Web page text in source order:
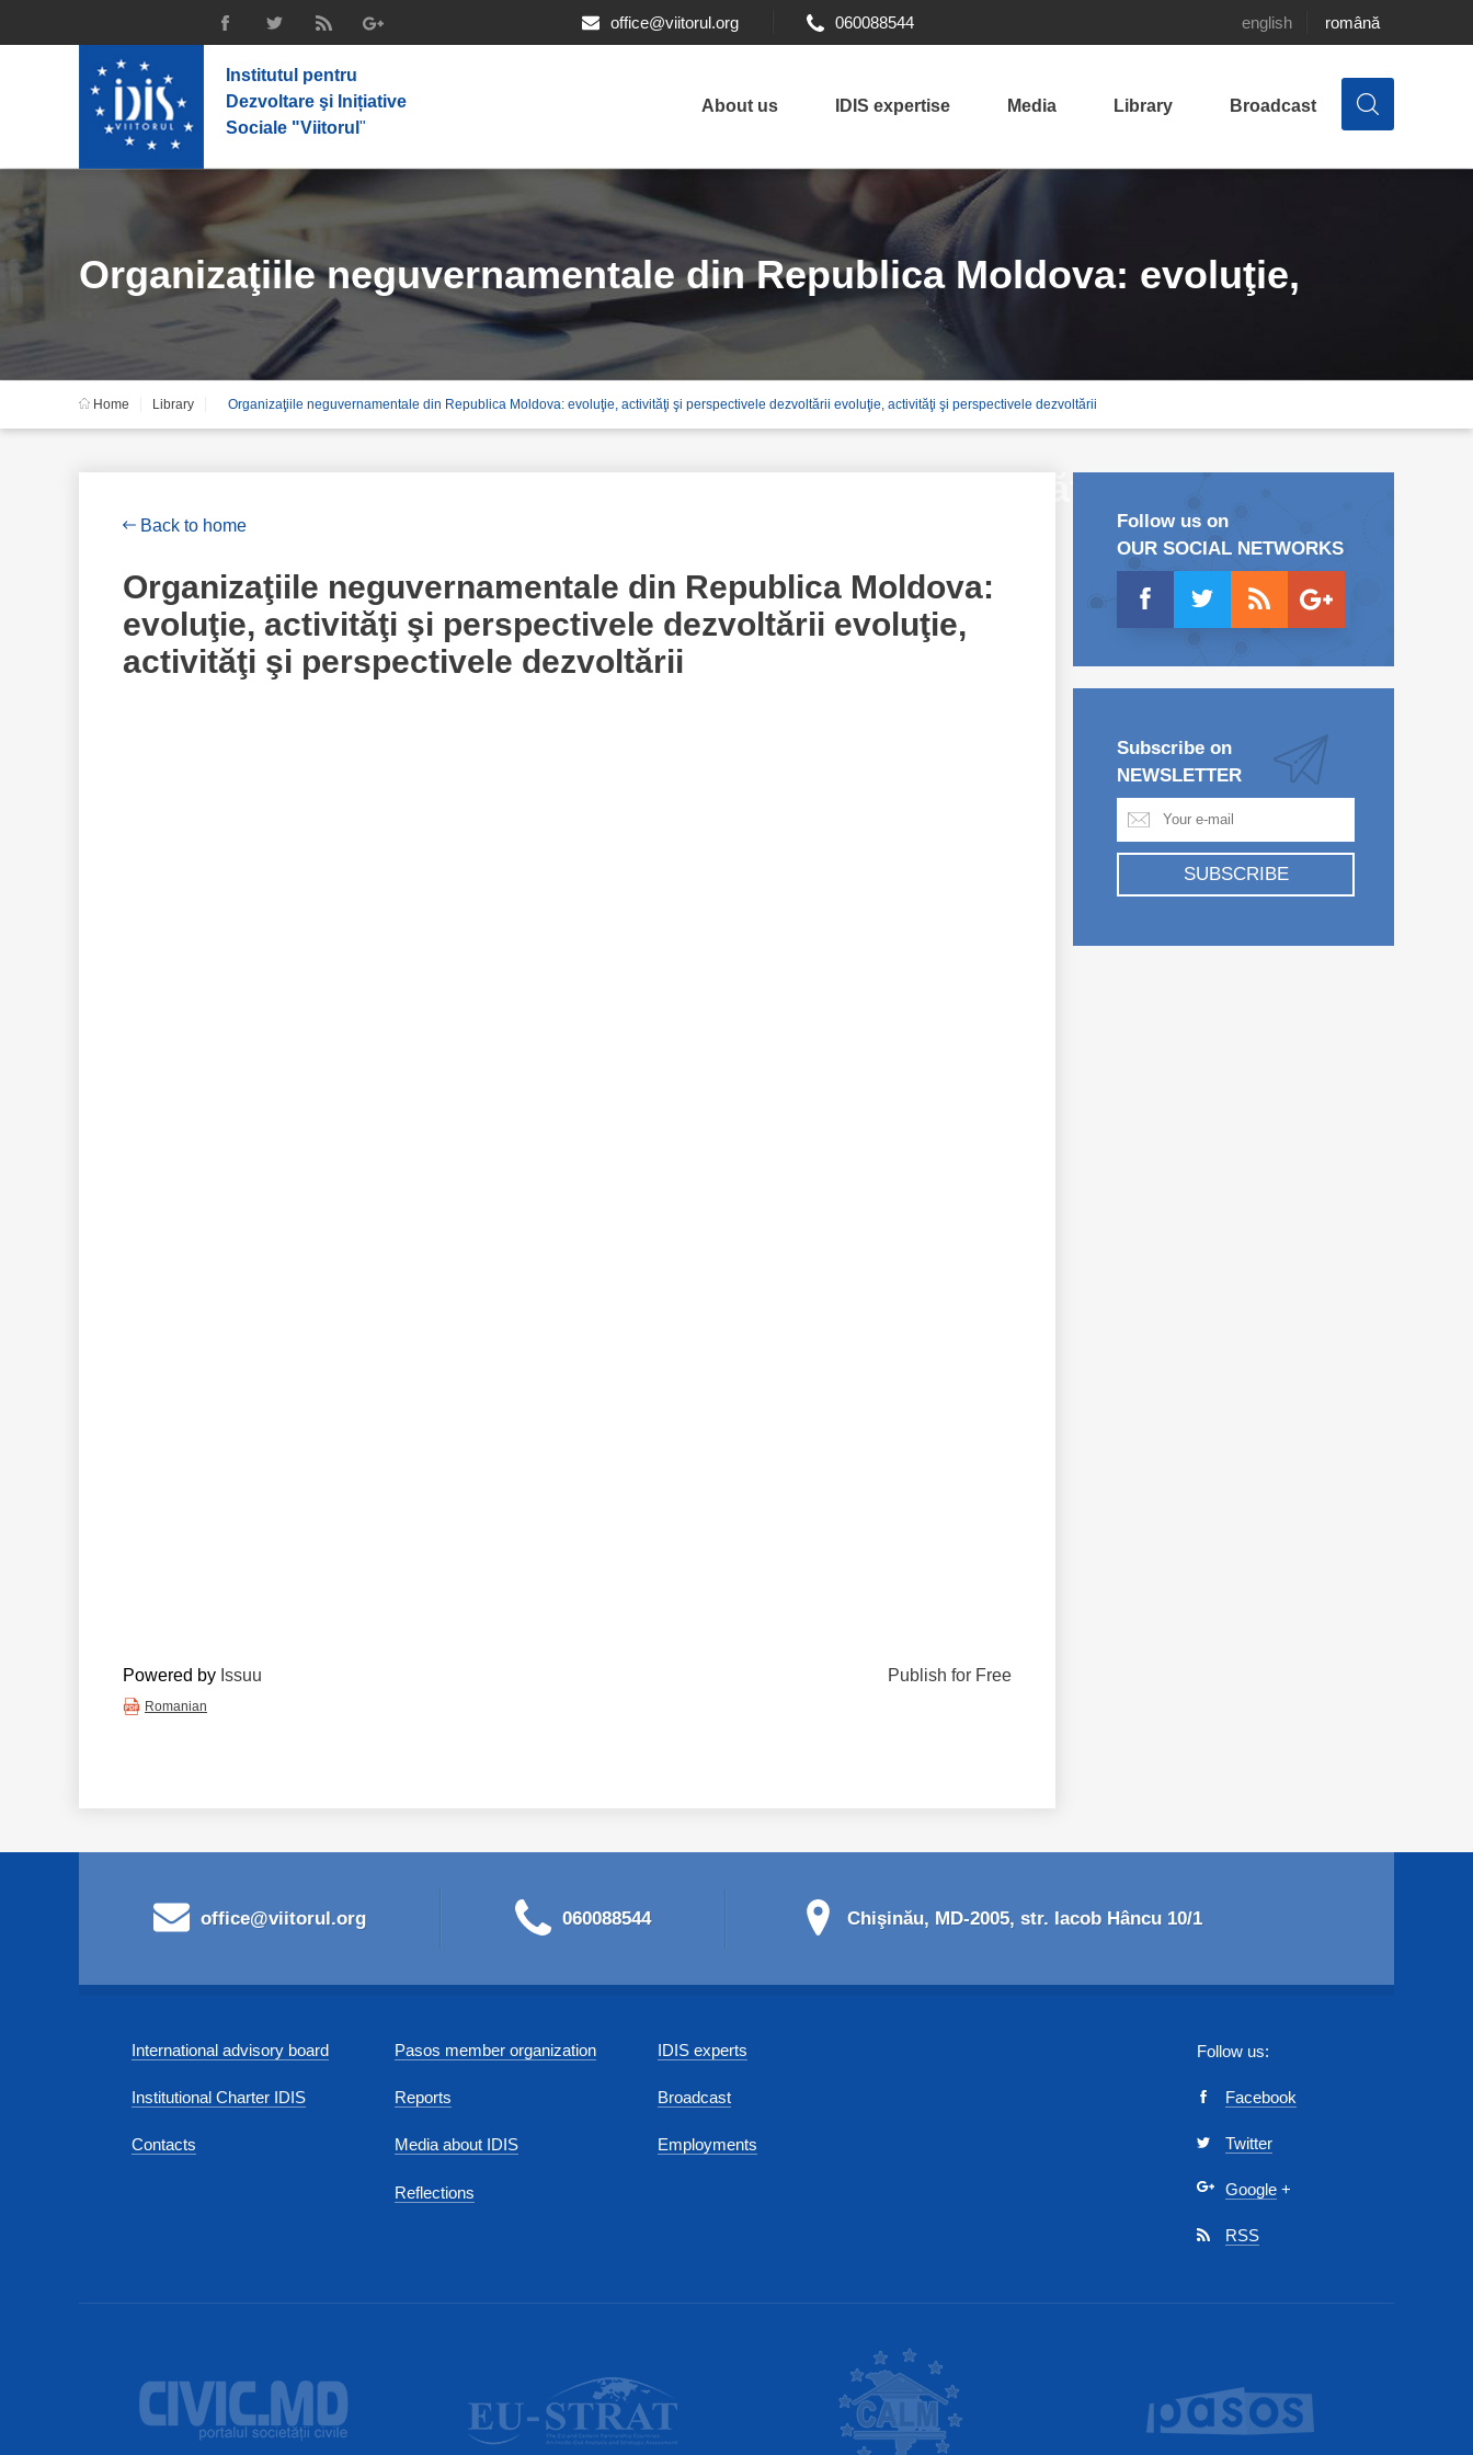
office@viitorul.org 060088544 english română
Institutul pentru
Dezvoltare şi Inițiative
Sociale "Viitorul "
About us IDIS expertise Media Library Broadcast
Organizaţiile neguvernamentale din Republica Moldova: evoluţie,
Home Library Organizaţiile neguvernamentale din Republica Moldova: evoluţie, activităţi şi perspectivele dezvoltării evoluţie, activităţi şi perspectivele dezvoltării
Back to home
Organizaţiile neguvernamentale din Republica Moldova:
evoluţie, activităţi şi perspectivele dezvoltării evoluţie,
activităţi şi perspectivele dezvoltării
Powered by Issuu Publish for Free
Romanian
Follow us on
OUR SOCIAL NETWORKS
Subscribe on
NEWSLETTER
SUBSCRIBE
office@viitorul.org 060088544 Chişinău, MD-2005, str. Iacob Hâncu 10/1
International advisory board
Institutional Charter IDIS
Contacts
Pasos member organization
Reports
Media about IDIS
Reflections
IDIS experts
Broadcast
Employments
Follow us:
Facebook
Twitter
Google +
RSS